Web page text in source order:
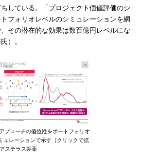
している。「プロジェクト価値評価のシ
フォリオレベルのシミュレーションを網
その潜在的な効果は数百億円レベルにな
）。
プローチの優位性をポートフォリオ
ュレーションで示す［クリックで拡
ステラス製薬